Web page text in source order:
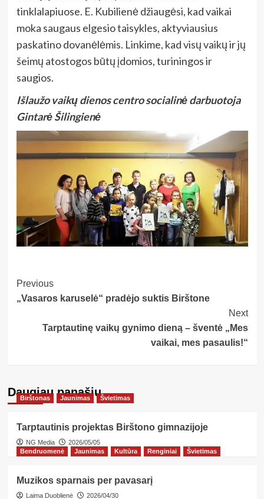
tinklalapiuose. E. Kubilienė džiaugėsi, kad vaikai
moka saugaus elgesio taisykles, aktyviausius
paskatinodovanėlėmis. Linkime, kad visų vaikų ir jų
šeimų atostogos būtų įdomios, turiningos ir
saugios.
Išlaužo vaikų dienos centro socialinė darbuotoja
Gintarė Šilingienė
Post
Navigation
Previous
„Vasaros karuselė“ pradėjo suktis Birštone
Next
Tarptautinę vaikų gynimo dieną – šventė „Mes
vaikai, mes pasaulis!“
Daugiau panašių…
Birštonas Jaunimas Švietimas
Tarptautinis projektas Birštono gimnazijoje
NG Media
2026/05/05
Bendruomenė
Jaunimas Kultūra Renginiai Švietimas
Muzikos sparnais per pavasarį
Laima Duoblienė 2026/04/30